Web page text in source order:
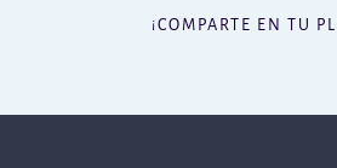
¡COMPARTE EN TU